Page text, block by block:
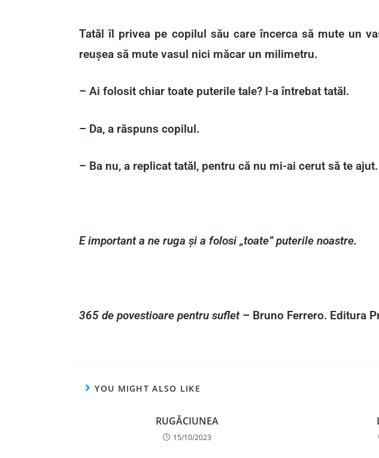
Tatăl îl privea pe copilul său care încerca să mute un
reușea să mute vasul nici măcar un milimetru.
– Ai folosit chiar toate puterile tale? l-a întrebat tatăl.
– Da, a răspuns copilul.
– Ba nu, a replicat tatăl, pentru că nu mi-ai cerut să te ajut.
E important a ne ruga și a folosi „toate” puterile noastre.
365 de povestioare pentru suflet– Bruno Ferrero. Editura
YOU MIGHT ALSO LIKE
RUGĂCIUNEA
15/10/2023